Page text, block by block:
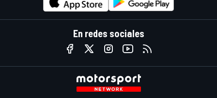
En redes sociales